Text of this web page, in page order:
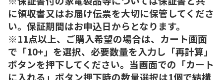
に領収書又はお届け伝票を大切に保管してくださ
い。保証期間はお申込日からとなります。
※11点以上、ご購入希望の場合は、カート画面
で「10+」を選択、必要数量を入力し「再計算」
ボタンを押下してください。当画面での「カート
に入れる」ボタン押下時の数量選択は1個で結構